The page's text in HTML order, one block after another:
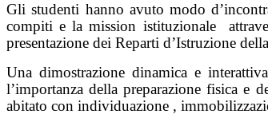
Gli studenti hanno avuto modo
compiti e la mission istituzionale
presentazione dei Reparti d’Istruzione
Una dimostrazione dinamica e
l’importanza della preparazione fisica e
abitato con individuazione ,